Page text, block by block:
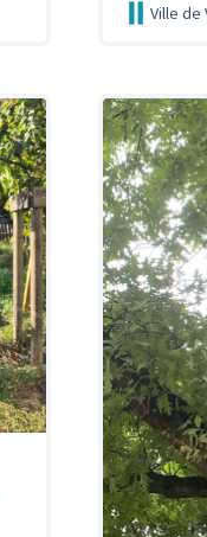
Ville de